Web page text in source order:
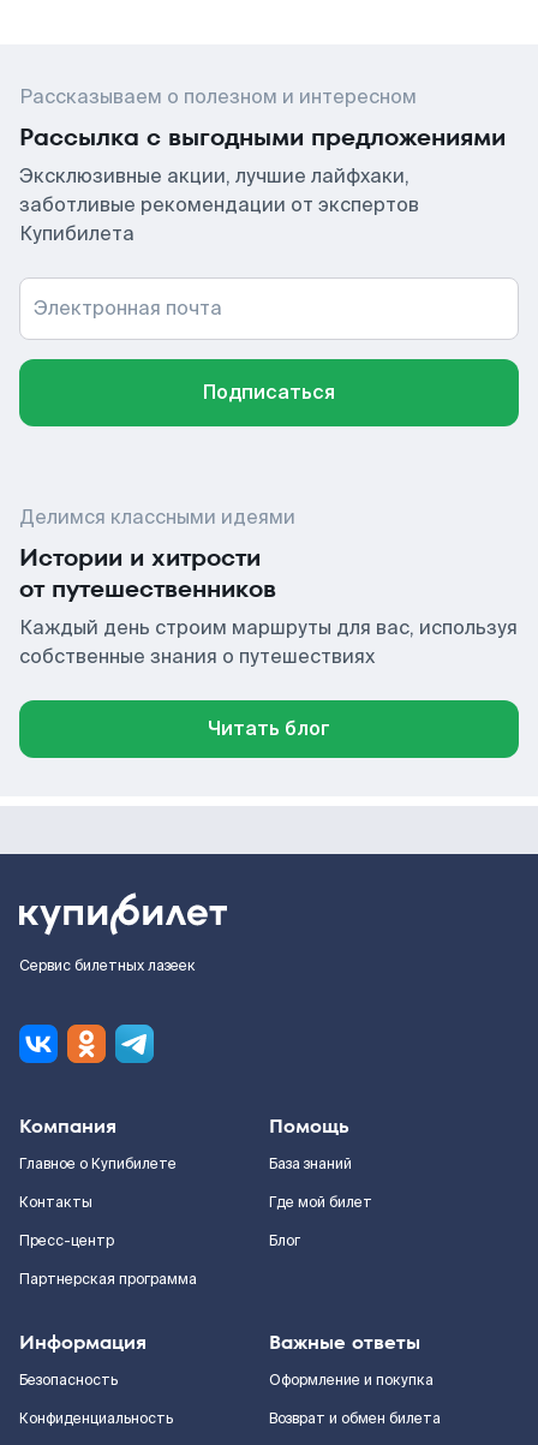
Рассказываем о полезном и интересном
Рассылка с выгодными предложениями
Эксклюзивные акции, лучшие лайфхаки,
заботливые рекомендации от экспертов
Купибилета
Электронная почта
Подписаться
Делимся классными идеями
Истории и хитрости
от путешественников
Каждый день строим маршруты для вас, используя
собственные знания о путешествиях
Читать блог
Сервис билетных лазеек
Компания
Главное о Купибилете
Контакты
Пресс-центр
Партнерская программа
Помощь
База знаний
Где мой билет
Блог
Информация
Безопасность
Конфиденциальность
Важные ответы
Оформление и покупка
Возврат и обмен билета